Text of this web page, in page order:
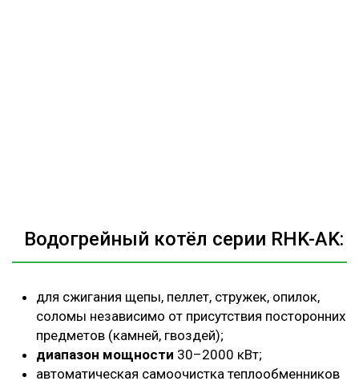
Водогрейный котёл серии RHK-AK:
для сжигания щепы, пеллет, стружек, опилок,
соломы независимо от присутствия посторонних
предметов (камней, гвоздей);
диапазон мощности 30–2000 кВт;
автоматическая самоочистка теплообменников